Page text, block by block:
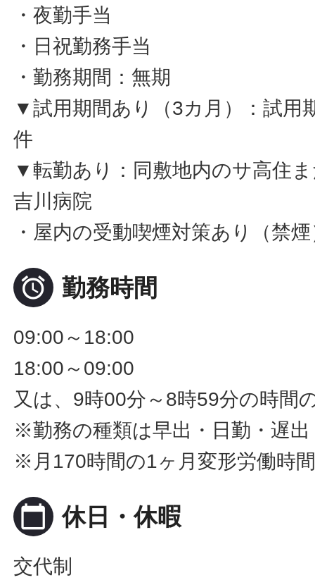
・夜勤手当
・日祝勤務手当
・勤務期間：無期
▼試用期間あり（3カ月）：試用
件
▼転勤あり：同敷地内のサ高住
吉川病院
・屋内の受動喫煙対策あり（禁
 勤務時間
09:00～18:00
18:00～09:00
又は、9時00分～8時59分の時間
※勤務の種類は早出・日勤・遅
※月170時間の1ヶ月変形労働時
calendar_today 休日・休暇
交代制